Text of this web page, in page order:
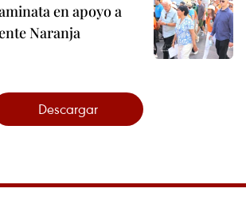
en apoyo a
Naranja
Descargar